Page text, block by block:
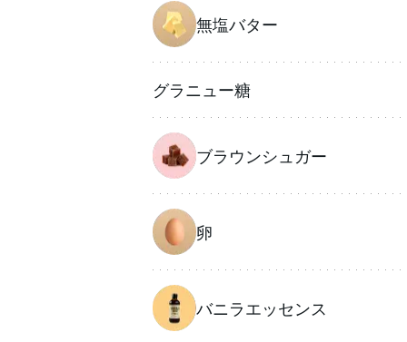
無塩バター
グラニュー糖
ブラウンシュガー
卵
バニラエッセンス